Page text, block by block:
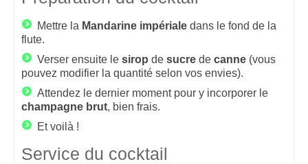
Mettre la Mandarine impériale dans le fond de la
flute.
Verser ensuite le sirop de sucre de canne (vous
pouvez modifier la quantité selon vos envies).
Attendez le dernier moment pour y incorporer le
champagne brut, bien frais.
Et voilà !
Service du cocktail